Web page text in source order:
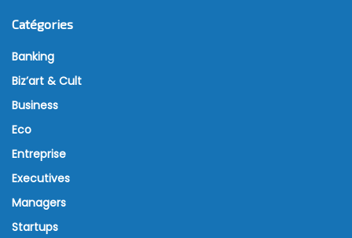
Catégories
Banking
Biz’art & Cult
Business
Eco
Entreprise
Executives
Managers
Startups